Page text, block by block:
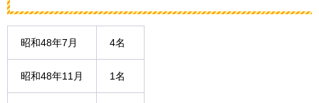
昭和48年7月 4名
昭和48年11月 1名